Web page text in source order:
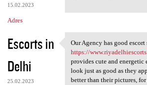
15.02.2023
Adres
Escorts in
Delhi
25.02.2023
Our Agency has good
Our Agency has good
https://
provides cute and energetic
look just as good as they
better than their pictures,